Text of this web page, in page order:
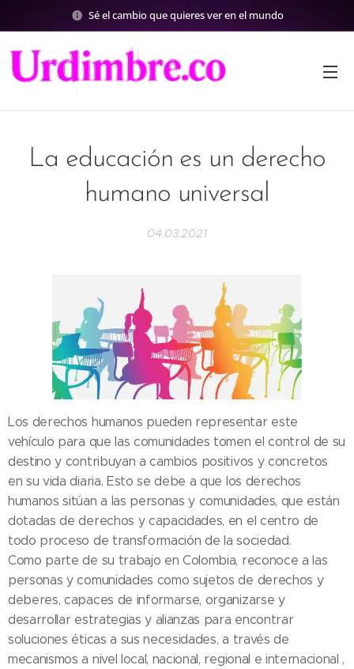
Sé el cambio que quieres ver en el mundo
La educación es un derecho
humano universal
04.03.2021
Los derechos humanos pueden representar este
vehículo para que las comunidades tomen el control de su
destino y contribuyan a cambios positivos y concretos
en su vida diaria. Esto se debe a que los derechos
humanos sitúan a las personas y comunidades, que están
dotadas de derechos y capacidades, en el centro de
todo proceso de transformación de la sociedad.
Como parte de su trabajo en Colombia, reconoce a las
personas y comunidades como sujetos de derechos y
deberes, capaces de informarse, organizarse y
desarrollar estrategias y alianzas para encontrar
soluciones éticas a sus necesidades, a través de
mecanismos a nivel local, nacional, regional e internacional ,